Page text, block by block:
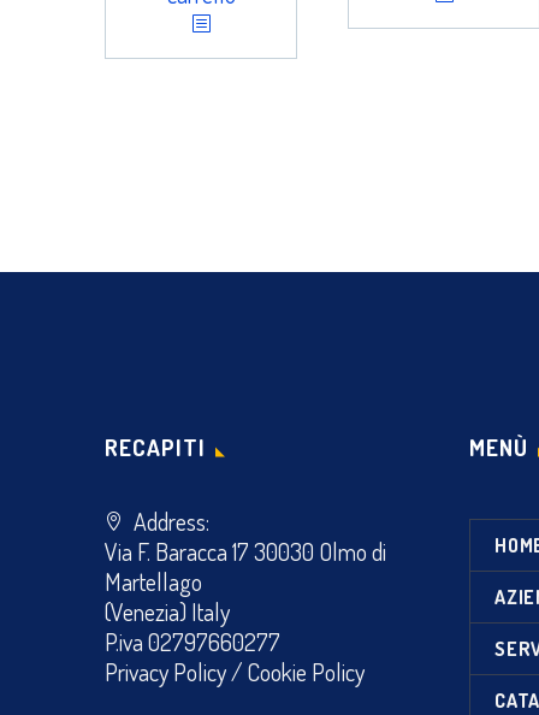
RECAPITI
Address:
Via F. Baracca 17 30030 Olmo di
Martellago
(Venezia) Italy
P.iva 02797660277
Privacy Policy/Cookie Policy
MENÙ